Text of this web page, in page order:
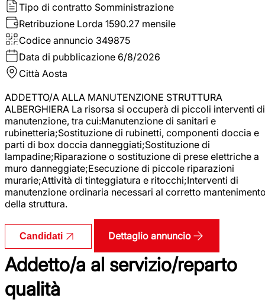
Tipo di contratto Somministrazione
Retribuzione Lorda 1590.27 mensile
Codice annuncio 349875
Data di pubblicazione 6/8/2026
Città Aosta
ADDETTO/A ALLA MANUTENZIONE STRUTTURA
ALBERGHIERA La risorsa si occuperà di piccoli interventi di
manutenzione, tra cui:Manutenzione di sanitari e
rubinetteria;Sostituzione di rubinetti, componenti doccia e
parti di box doccia danneggiati;Sostituzione di
lampadine;Riparazione o sostituzione di prese elettriche a
muro danneggiate;Esecuzione di piccole riparazioni
murarie;Attività di tinteggiatura e ritocchi;Interventi di
manutenzione ordinaria necessari al corretto
della struttura.
Candidati Dettaglio annuncio
Addetto/a al servizio/reparto
qualità